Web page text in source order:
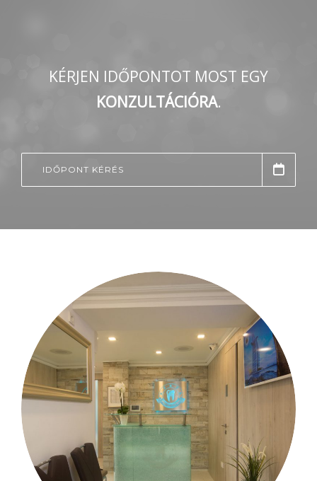
KÉRJEN IDŐPONTOT MOST EGY
KONZULTÁCIÓRA.
IDŐPONT KÉRÉS